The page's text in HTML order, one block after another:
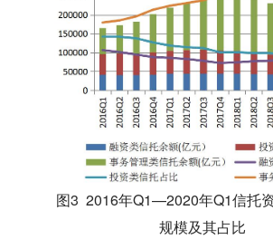
图3 2016年Q1—2020年Q1信托
规模及其占比